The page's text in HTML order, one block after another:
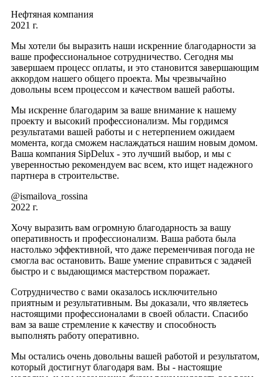
Нефтяная компания
2021 г.
Мы хотели бы выразить наши искренние благодарности за
ваше профессиональное сотрудничество. Сегодня мы
завершаем процесс оплаты, и это становится завершающим
аккордом нашего общего проекта. Мы чрезвычайно
довольны всем процессом и качеством вашей работы.
Мы искренне благодарим за ваше внимание к нашему
проекту и высокий профессионализм. Мы гордимся
результатами вашей работы и с нетерпением ожидаем
момента, когда сможем наслаждаться нашим новым домом.
Ваша компания SipDelux - это лучший выбор, и мы с
уверенностью рекомендуем вас всем, кто ищет надежного
партнера в строительстве.
@ismailova_rossina
2022 г.
Хочу выразить вам огромную благодарность за вашу
оперативность и профессионализм. Ваша работа была
настолько эффективной, что даже переменчивая погода не
смогла вас остановить. Ваше умение справиться с задачей
быстро и с выдающимся мастерством поражает.
Сотрудничество с вами оказалось исключительно
приятным и результативным. Вы доказали, что являетесь
настоящими профессионалами в своей области. Спасибо
вам за ваше стремление к качеству и способность
выполнять работу оперативно.
Мы остались очень довольны вашей работой и результатом,
который достигнут благодаря вам. Вы - настоящие